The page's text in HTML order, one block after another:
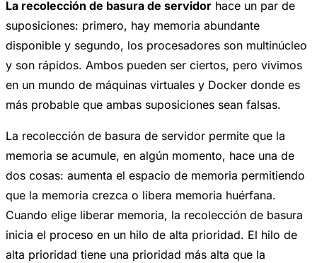
La recolección de basura de servidor hace un par de
suposiciones: primero, hay memoria abundante
disponible y segundo, los procesadores son multinúcleo
y son rápidos. Ambos pueden ser ciertos, pero vivimos
en un mundo de máquinas virtuales y Docker donde es
más probable que ambas suposiciones sean falsas.
La recolección de basura de servidor permite que la
memoria se acumule, en algún momento, hace una de
dos cosas: aumenta el espacio de memoria permitiendo
que la memoria crezca o libera memoria huérfana.
Cuando elige liberar memoria, la recolección de basura
inicia el proceso en un hilo de alta prioridad. El hilo de
alta prioridad tiene una prioridad más alta que la